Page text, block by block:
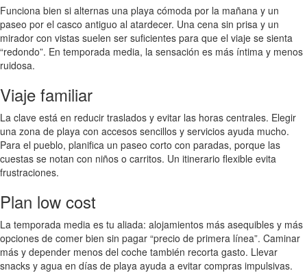
Funciona bien si alternas una playa cómoda por la mañana y un
paseo por el casco antiguo al atardecer. Una cena sin prisa y un
mirador con vistas suelen ser suficientes para que el viaje se sienta
“redondo”. En temporada media, la sensación es más íntima y menos
ruidosa.
Viaje familiar
La clave está en reducir traslados y evitar las horas centrales. Elegir
una zona de playa con accesos sencillos y servicios ayuda mucho.
Para el pueblo, planifica un paseo corto con paradas, porque las
cuestas se notan con niños o carritos. Un itinerario flexible evita
frustraciones.
Plan low cost
La temporada media es tu aliada: alojamientos más asequibles y más
opciones de comer bien sin pagar “precio de primera línea”. Caminar
más y depender menos del coche también recorta gasto. Llevar
snacks y agua en días de playa ayuda a evitar compras impulsivas.